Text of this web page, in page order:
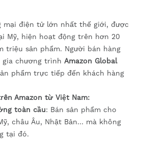
mại điện tử lớn nhất thế giới, được
Mỹ, hiện hoạt động trên hơn 20
triệu sản phẩm. Người bán hàng
gia chương trình Amazon Global
phẩm trực tiếp đến khách hàng
Amazon từ Việt Nam:
toàn cầu: Bán sản phẩm cho
châu Âu, Nhật Bản… mà không
tại đó.